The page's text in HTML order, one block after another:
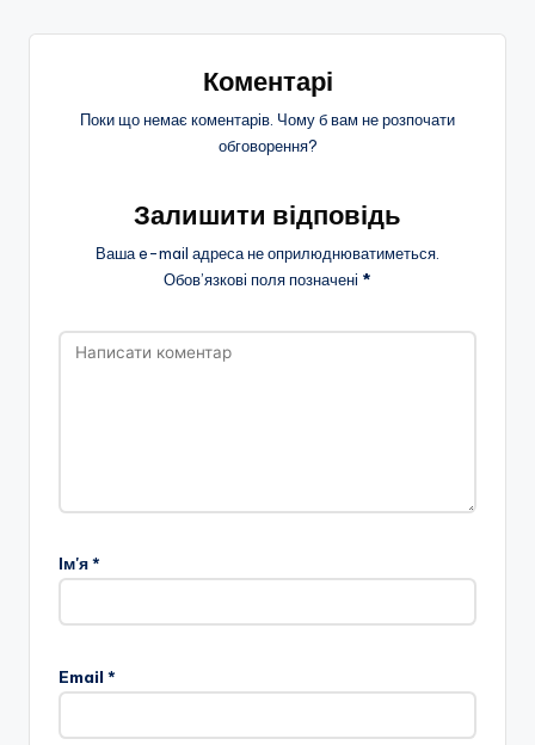
Коментарі
Поки що немає коментарів. Чому б вам не розпочати
обговорення?
Залишити відповідь
Ваша e-mail адреса не оприлюднюватиметься.
Обов’язкові поля позначені *
Ім'я*
Email *